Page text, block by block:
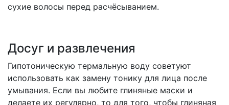
сухие волосы перед расчёсыванием.
Досуг и развлечения
Гипотоническую термальную воду советуют
использовать как замену тонику для лица после
умывания. Если вы любите глиняные маски и
делаете их регулярно, то для того, чтобы глиняная